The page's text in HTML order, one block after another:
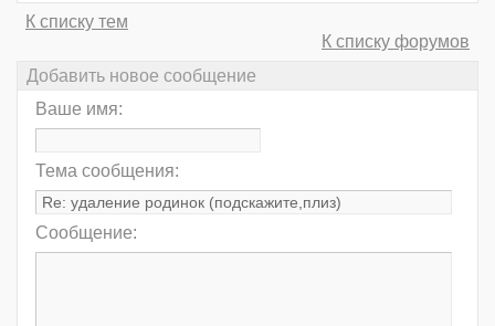
К списку тем
К списку форумов
Добавить новое сообщение
Ваше имя:
Тема сообщения:
Сообщение: